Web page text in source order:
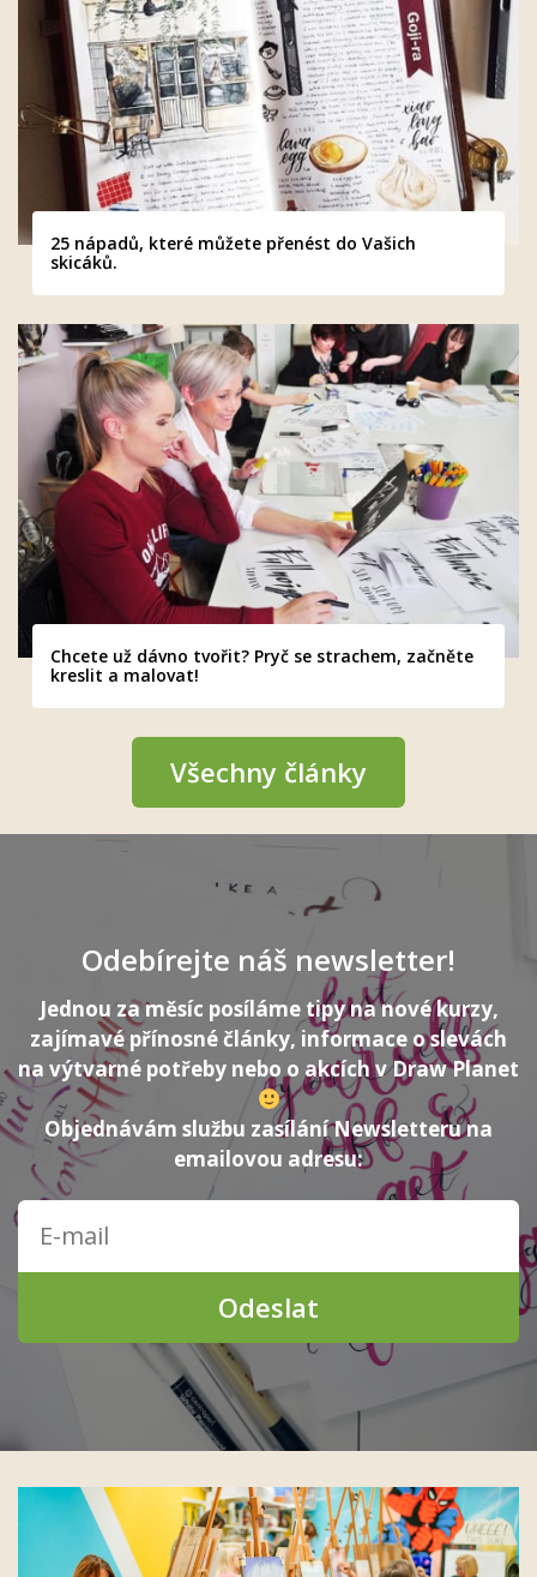
25 nápadů, které můžete přenést do Vašich
skicáků.
Chcete už dávno tvořit? Pryč se strachem, začněte
kreslit a malovat!
Všechny články
Odebírejte náš newsletter!
Jednou za měsíc posíláme tipy na nové kurzy,
zajímavé přínosné články, informace o slevách
na výtvarné potřeby nebo o akcích v Draw Planet
Objednávám službu zasílání Newsletteru na
emailovou adresu:
Odeslat